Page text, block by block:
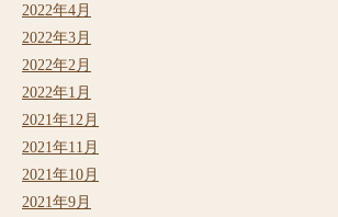
2022年4月
2022年3月
2022年2月
2022年1月
2021年12月
2021年11月
2021年10月
2021年9月